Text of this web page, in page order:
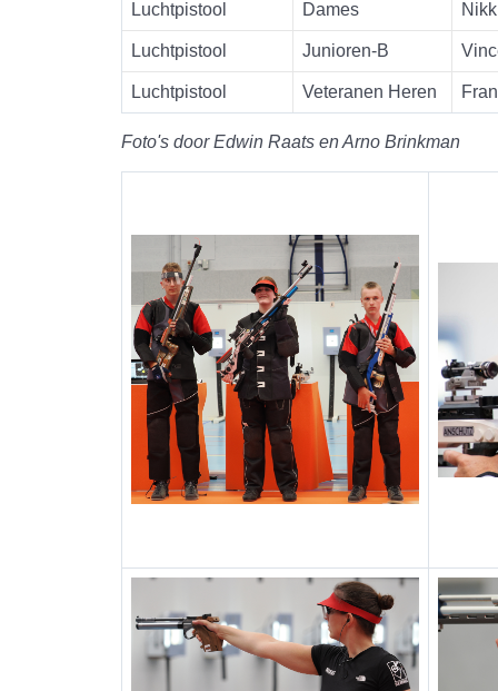
Luchtpistool Dames
Luchtpistool Junioren-B
Luchtpistool Veteranen Heren
Foto's door Edwin Raats en Arno Brinkman